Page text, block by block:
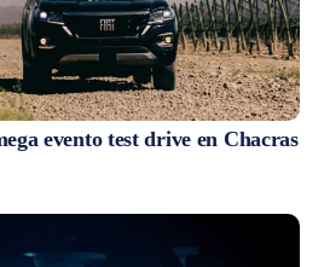
evento test drive en Chacras